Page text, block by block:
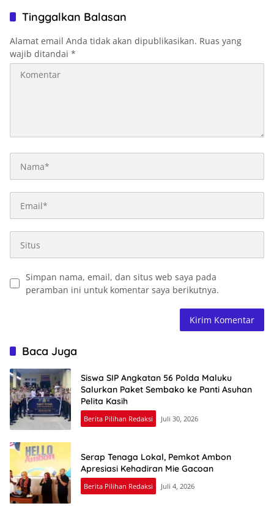
Tinggalkan Balasan
Alamat email Anda tidak akan dipublikasikan. Ruas yang
wajib ditandai *
Simpan nama, email, dan situs web saya pada
peramban ini untuk komentar saya berikutnya.
Baca Juga
Siswa SIP Angkatan 56 Polda Maluku
Salurkan Paket Sembako ke Panti Asuhan
Pelita Kasih
Berita Pilihan Redaksi Juli 30, 2026
Serap Tenaga Lokal, Pemkot Ambon
Apresiasi Kehadiran Mie Gacoan
Berita Pilihan Redaksi Juli 4, 2026